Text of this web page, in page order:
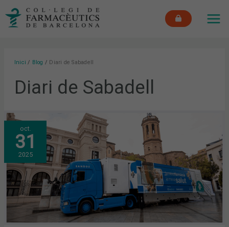
Inici Blog Diari de Sabadell
Diari de Sabadell
oct.
31
2025
LA
UNITAT
MÒBIL
DE
“LA
MEVA
FARMÀCIA,
LA
MEVA
SALUT”
REALITZA
MÉS
DE
500
PROVES
ALS